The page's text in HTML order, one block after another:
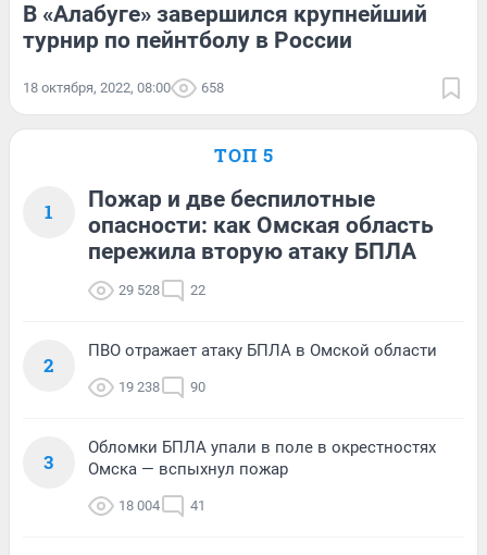
В «Алабуге» завершился крупнейший
турнир по пейнтболу в России
18 октября, 2022, 08:00 658
ТОП 5
1
Пожар и две беспилотные
опасности: как Омская область
пережила вторую атаку БПЛА
29 528 22
2
ПВО отражает атаку БПЛА в Омской области
19 238 90
3
Обломки БПЛА упали в поле в окрестностях
Омска — вспыхнул пожар
18 004 41